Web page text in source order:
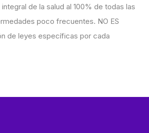
de la salud al 100% de todas las
poco frecuentes. NO ES
de leyes específicas por cada